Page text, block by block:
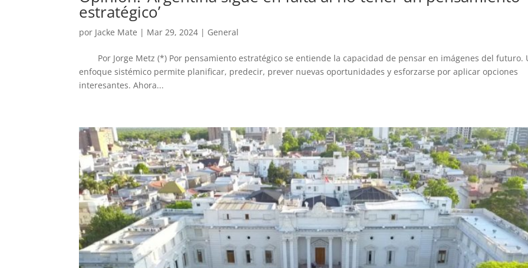
estratégico’
por Jacke Mate | Mar 29, 2024 | General
Por Jorge Metz (*) Por pensamiento estratégico se entiende la capacidad de pensar en imágenes del futuro.
enfoque sistémico permite planificar, predecir, prever nuevas oportunidades y esforzarse por aplicar opciones
interesantes. Ahora...